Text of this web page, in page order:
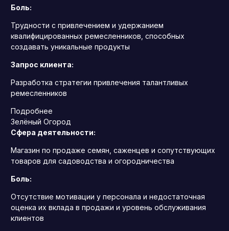
Боль:
Трудности с привлечением и удержанием
квалифицированных ремесленников, способных
создавать уникальные продукты
Запрос клиента:
Разработка стратегии привлечения талантливых
ремесленников
Подробнее
Зелёный Огород
Сфера деятельности:
Магазин по продаже семян, саженцев и сопутствующих
товаров для садоводства и огородничества
Боль:
Отсутствие мотивации у персонала и недостаточная
оценка их вклада в продажи и уровень обслуживания
клиентов